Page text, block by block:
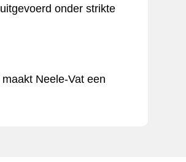
onder strikte
Neele-Vat een